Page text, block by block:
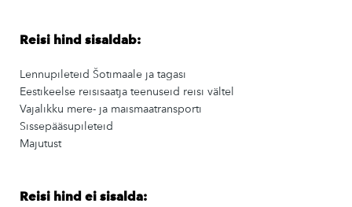
Reisi hind sisaldab:
Lennupileteid Šotimaale ja tagasi
Eestikeelse reisisaatja teenuseid reisi vältel
Vajalikku mere- ja maismaatransporti
Sissepääsupileteid
Majutust
Reisi hind ei sisalda: